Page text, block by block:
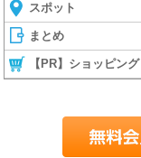
スポット
まとめ
【PR】ショッピング